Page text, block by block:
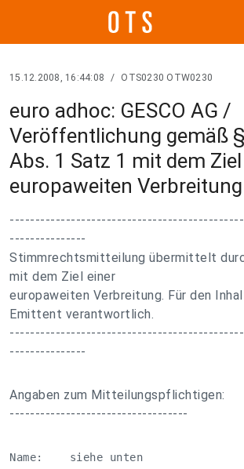
15.12.2008, 16:44:08 / OTS0230 OTW0230
euro adhoc: GESCO AG /
Veröffentlichung gemäß
Abs. 1 Satz 1 mit dem
europaweiten Verbreitung
---------------
Stimmrechtsmitteilung übermittelt
mit dem Ziel einer
europaweiten Verbreitung. Für den
Emittent verantwortlich.
---------------
Angaben zum Mitteilungspflichtigen:
-----------------------------------
Name:    siehe unten